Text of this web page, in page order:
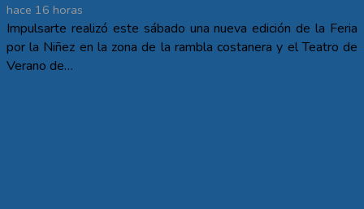
hace 16 horas
Impulsarte realizó este sábado una nueva edición de la Feria
por la Niñez en la zona de la rambla costanera y el Teatro de
Verano de…